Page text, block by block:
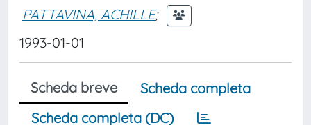
PATTAVINA, ACHILLE;
1993-01-01
Scheda breve
Scheda completa
Scheda completa (DC)